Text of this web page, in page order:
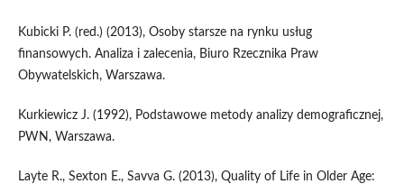
Kubicki P. (red.) (2013), Osoby starsze na rynku usług
finansowych. Analiza i zalecenia, Biuro Rzecznika Praw
Obywatelskich, Warszawa.
Kurkiewicz J. (1992), Podstawowe metody analizy demograficznej,
PWN, Warszawa.
Layte R., Sexton E., Savva G. (2013), Quality of Life in Older Age: